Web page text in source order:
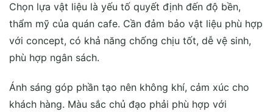
Chọn lựa vật liệu là yếu tố quyết định đến độ bền,
thẩm mỹ của quán cafe. Cần đảm bảo vật liệu phù hợp
với concept, có khả năng chống chịu tốt, dễ vệ sinh,
phù hợp ngân sách.
Ánh sáng góp phần tạo nên không khí, cảm xúc cho
khách hàng. Màu sắc chủ đạo phải phù hợp với